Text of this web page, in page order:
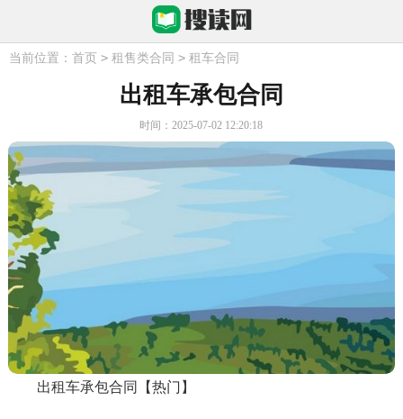
当前位置： 首页 > 租售类合同 > 租车合同
出租车承包合同
时间：2025-07-02 12:20:18
出租车承包合同【热门】